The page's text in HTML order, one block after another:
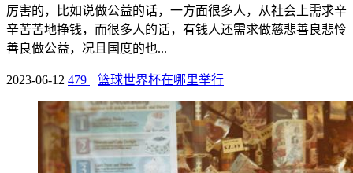
厉害的，比如说做公益的话，一方面很多人，从社会上需求辛
辛苦苦地挣钱，而很多人的话，有钱人还需求做慈悲善良悲怜
善良做公益，况且国度的也...
2023-06-12 479 篮球世界杯在哪里举行